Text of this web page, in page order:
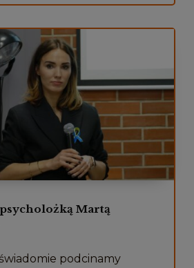
Martą
podcinamy